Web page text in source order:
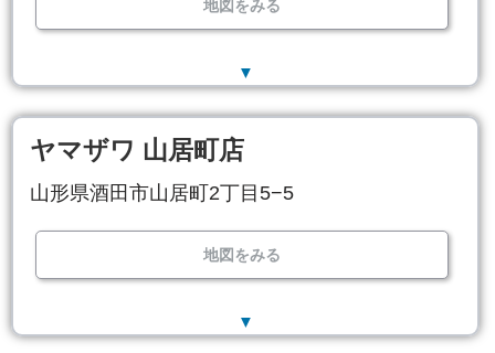
地図をみる
▼
ヤマザワ 山居町店
山形県酒田市山居町2丁目5−5
地図をみる
▼